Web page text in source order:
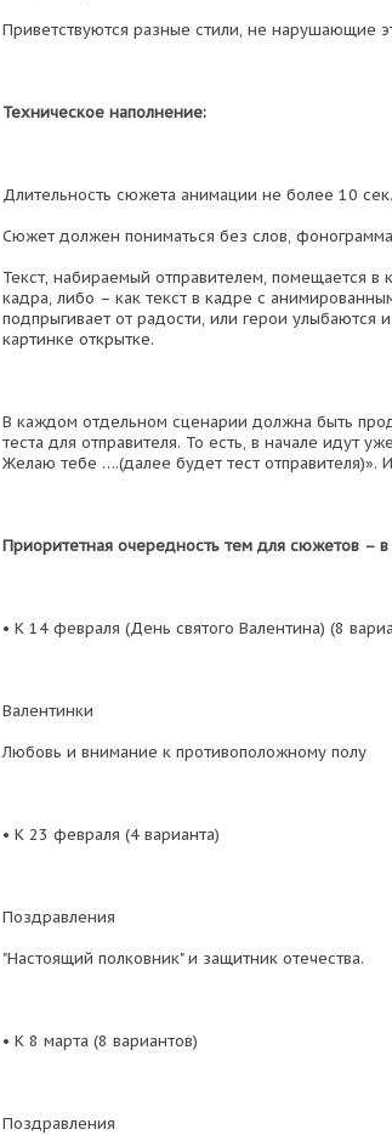
Приветствуются разные стили, не нарушающие
Техническое наполнение:
Длительность сюжета анимации не более 10 сек.
Сюжет должен пониматься без слов,
Текст, набираемый отправителем, помещается
кадра, либо – как текст в кадре с
подпрыгивает от радости, или герои улыбаются
картинке открытке.
В каждом отдельном сценарии должна быть
теста для отправителя. То есть, в начале идут
Желаю тебе ….(далее будет тест отправителя)».
Приоритетная очередность тем для сюжетов –
• К 14 февраля (День святого Валентина) (8
Валентинки
Любовь и внимание к противоположному полу
• К 23 февраля (4 варианта)
Поздравления
"Настоящий полковник" и защитник отечества.
• К 8 марта (8 вариантов)
Поздравления